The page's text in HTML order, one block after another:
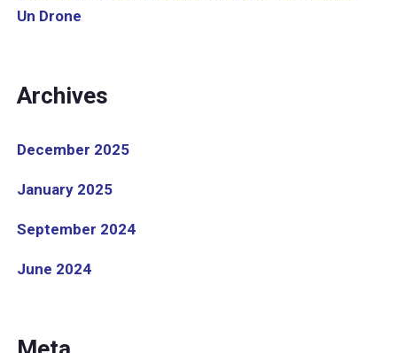
Un Drone
Archives
December 2025
January 2025
September 2024
June 2024